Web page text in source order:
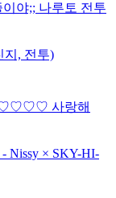
야;; 나루토 전투
지, 전투)
사랑해
Nissy × SKY-HI-